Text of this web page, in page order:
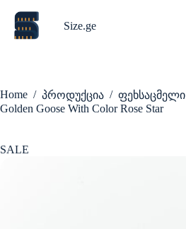
content
Size.ge
Home / პროდუქცია / ფეხსაცმელი
Golden Goose With Color Rose Star
SALE